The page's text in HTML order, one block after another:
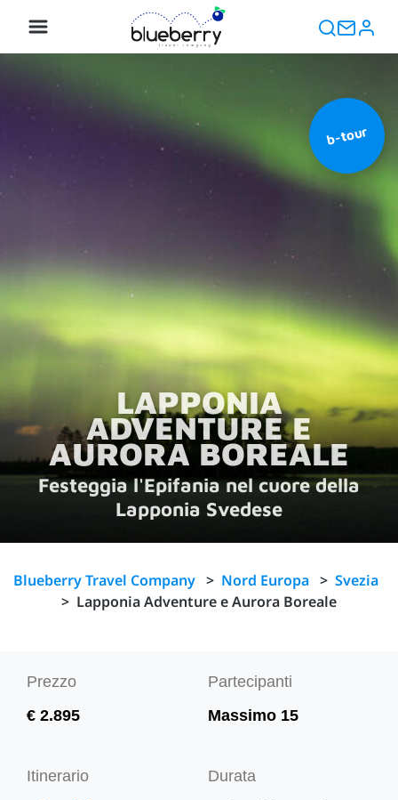
b-tour
LAPPONIA
ADVENTURE E
AURORA BOREALE
Festeggia l'Epifania nel cuore della
Lapponia Svedese
Blueberry Travel Company> Nord Europa> Svezia
> Lapponia Adventure e Aurora Boreale
Prezzo
€ 2.895
Partecipanti
Massimo 15
Itinerario
Durata